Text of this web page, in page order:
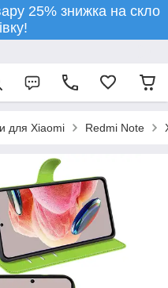
25% знижка на скло
для Xiaomi Redmi Note